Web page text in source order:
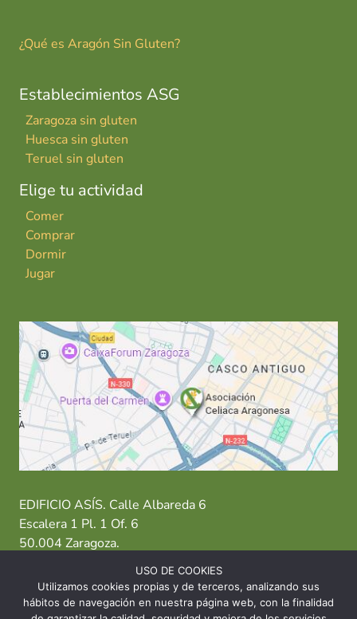
¿Qué es Aragón Sin Gluten?
Establecimientos ASG
Zaragoza sin gluten
Huesca sin gluten
Teruel sin gluten
Elige tu actividad
Comer
Comprar
Dormir
Jugar
EDIFICIO ASÍS. Calle Albareda 6
Escalera 1 Pl. 1 Of. 6
50.004 Zaragoza.
T: 976 484 949 M: 635 638 563
Sede Zaragoza·Sede Huesca· Sede Teruel
USO DE COOKIES
Utilizamos cookies propias y de terceros, analizando sus
hábitos de navegación en nuestra página web, con la finalidad